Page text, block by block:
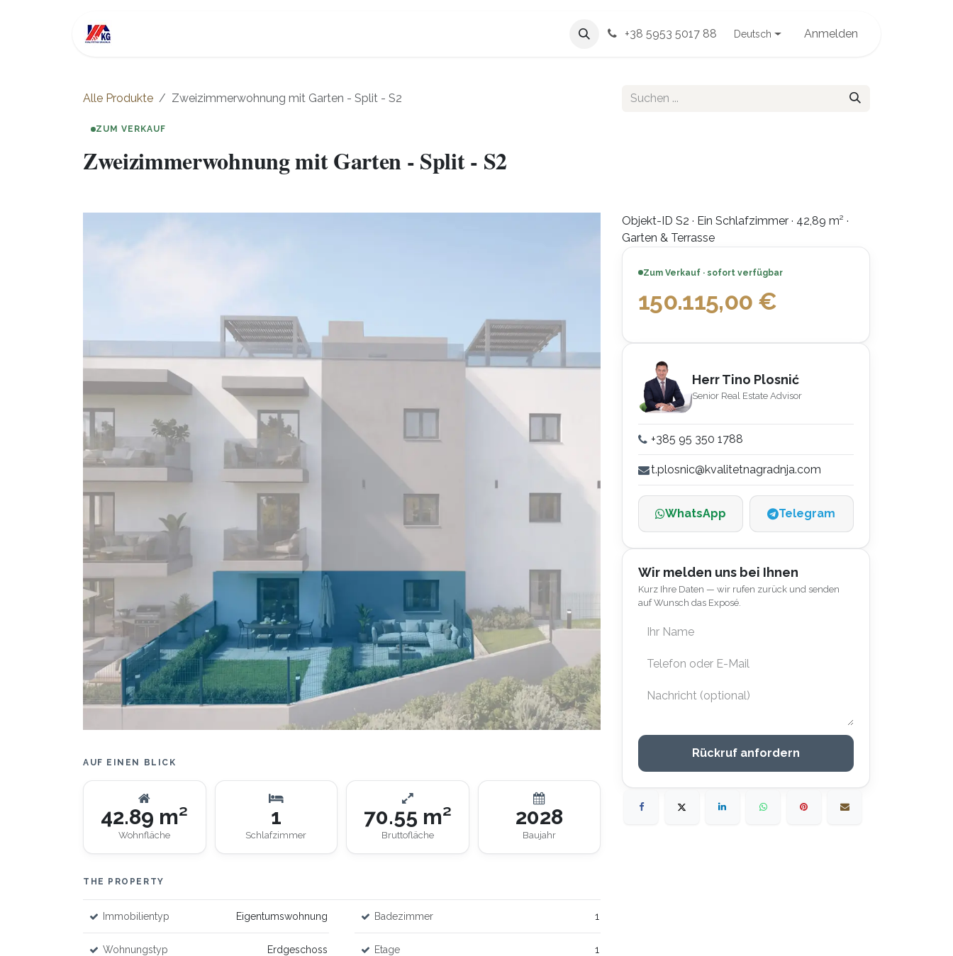
+38 5953 5017 88 Deutsch Anmelden
Alle Produkte Zweizimmerwohnung mit Garten - Split - S2
ZUM VERKAUF
Zweizimmerwohnung mit Garten - Split - S2
AUF EINEN BLICK
42.89 m²
Wohnfläche
1
Schlafzimmer
70.55 m²
Bruttofläche
2028
Baujahr
THE PROPERTY
Immobilientyp Eigentumswohnung
Wohnungstyp Erdgeschoss
Badezimmer 1
Etage 1
Objekt-ID S2 · Ein Schlafzimmer · 42,89 m² ·
Garten & Terrasse
Zum Verkauf · sofort verfügbar
150.115,00 €
Herr Tino Plosnić
Senior Real Estate Advisor
+385 95 350 1788
t.plosnic@kvalitetnagradnja.com
WhatsApp Telegram
Wir melden uns bei Ihnen
Kurz Ihre Daten — wir rufen zurück und senden
auf Wunsch das Exposé.
Rückruf anfordern